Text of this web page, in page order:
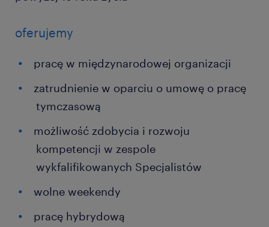
oferujemy
pracę w międzynarodowej organizacji
zatrudnienie w oparciu o umowę o pracę
tymczasową
możliwość zdobycia i rozwoju
kompetencji w zespole
wykfalifikowanych Specjalistów
wolne weekendy
pracę hybrydową